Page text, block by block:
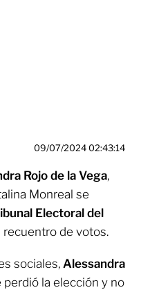
09/07/2024 02:43:14
Rojo de la Vega,
Monreal se
Electoral del
recuentro de votos.
sociales, Alessandra
la elección y no